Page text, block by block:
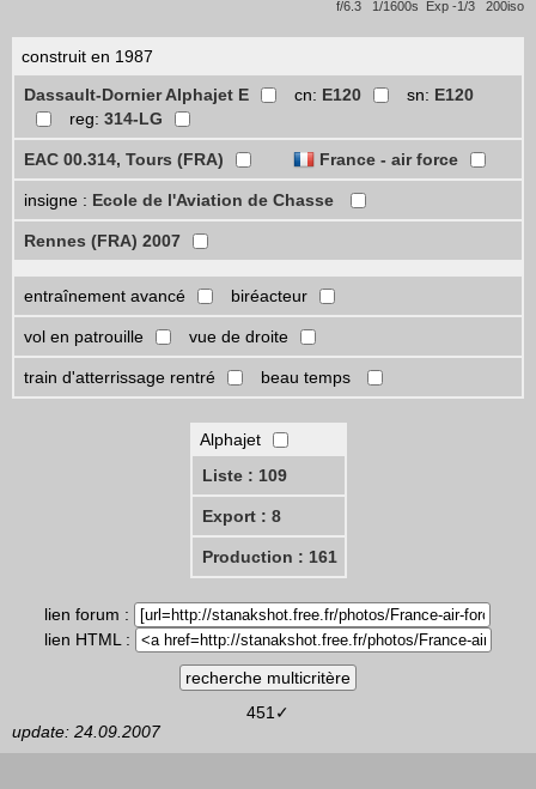
f/6.3 1/1600s Exp -1/3 200iso
construit en 1987
Dassault-Dornier Alphajet E
cn: E120 sn: E120
reg: 314-LG
EAC 00.314, Tours (FRA) France - air force
insigne : Ecole de l'Aviation de Chasse
Rennes (FRA) 2007
entraînement avancé biréacteur
vol en patrouille vue de droite
train d'atterrissage rentré beau temps
Alphajet
Liste : 109
Export : 8
Production : 161
lien forum :
lien HTML :
451✓
update: 24.09.2007